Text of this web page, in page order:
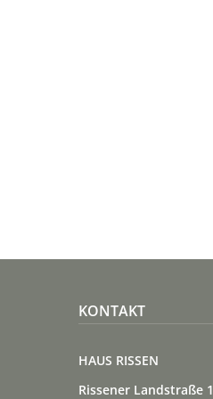
KONTAKT
HAUS RISSEN
Rissener Landstraße